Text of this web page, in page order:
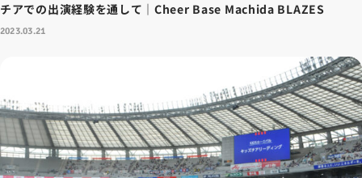
チアでの出演経験を通して｜Cheer Base Machida BLAZES
2023.03.21